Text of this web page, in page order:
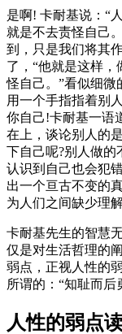
是啊! 卡耐基说：“
就是不去责怪自己
到，只是我们将其
了，“他就是这样
怪自己。”看似细
用一个手指指着别
你自己!卡耐基一语
在上，谈论别人的
下自己呢?别人做的
认识到自己也会犯
出一个亘古不变的
为人们之间缺少理
卡耐基先生的智慧
仅是对生活哲理的
弱点，正视人性的
所谓的：“知耻而后
人性的弱点